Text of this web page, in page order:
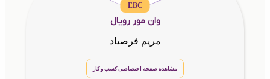
EBC
وان مور رویال
مریم فرصیاد
مشاهده صفحه اختصاصی کسب و کار